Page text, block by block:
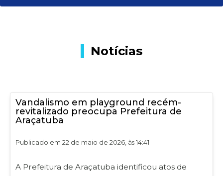
Notícias
Vandalismo em playground recém-
revitalizado preocupa Prefeitura de
Araçatuba
Publicado em 22 de maio de 2026, às 14:41
A Prefeitura de Araçatuba identificou atos de